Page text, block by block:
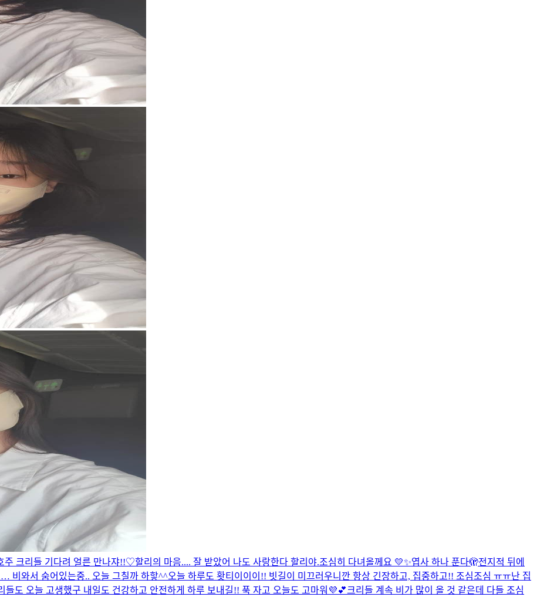
주 크리들 기다려 얼른 만나쟈!!♡할리의 마음.... 잘 받았어 나도 사랑한다 할리야.조심히 다녀올께요 💛✨엽사 하나 푼다🫣전지적 뒤에
비와서 숨어있는중.. 오늘 그칠까 하핳^^오늘 하루도 홧티이이이!! 빗길이 미끄러우니깐 항상 긴장하고, 집중하고!! 조심조심 ㅠㅠ난 집
도 오늘 고생했구 내일도 건강하고 안전하게 하루 보내길!! 푹 자고 오늘도 고마워💜💕 크리들 계속 비가 많이 올 것 같은데 다들 조심